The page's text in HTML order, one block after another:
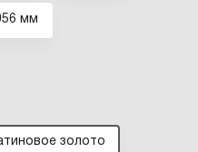
мм
золото